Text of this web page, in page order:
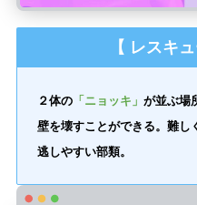
【 レスキ
２体の 「ニョッキ」が並ぶ場
壁を壊すことができる。難し
逃しやすい部類。